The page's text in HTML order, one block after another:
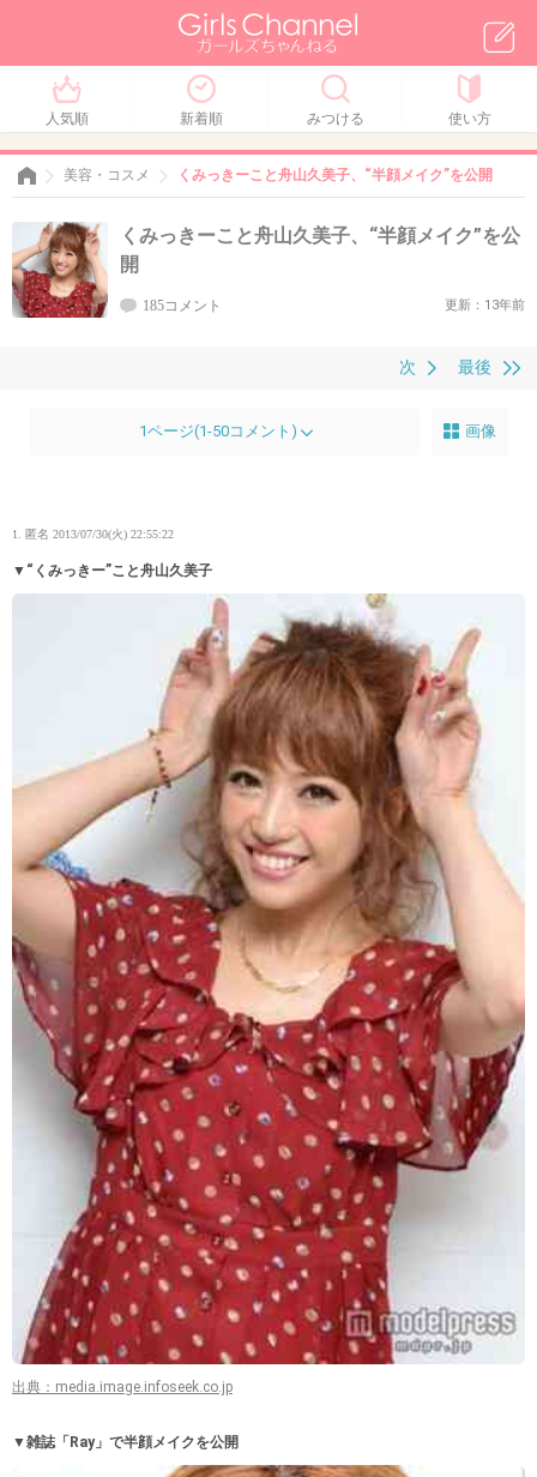
人気順 新着順 みつける 使い方
美容・コスメ くみっきーこと舟山久美子、“半顔メイク”を公開
くみっきーこと舟山久美子、“半顔メイク”を公
開
185コメント 更新：13年前
最後
次
1ページ(1-50コメント) 画像
1. 匿名 2013/07/30(火) 22:55:22
▼“くみっきー”こと舟山久美子
出典：media.image.infoseek.co.jp
▼雑誌「Ray」で半顔メイクを公開